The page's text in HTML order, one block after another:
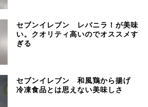
セブンイレブン レバニラ！が美味
い。クオリティ高いのでオススメす
ぎる
セブンイレブン 和風鶏から揚げ
冷凍食品とは思えない美味しさ